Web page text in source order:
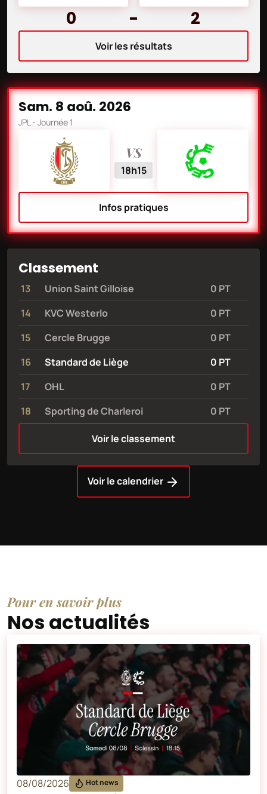
0 - 2
Voir les résultats
sam. 8 aoû. 2026
JPL- Journée 1
VS
18h15
Infos pratiques
Classement
13 Union Saint Gilloise
0 PT
14
KVC Westerlo
0 PT
15
Cercle Brugge
0 PT
16
Standard de Liège
0 PT
17
OHL
0 PT
18
Sporting de Charleroi 0 PT
Voir le classement
Voir le calendrier
Pour en savoir plus
Nos actualités
08/08/2026 Hot news